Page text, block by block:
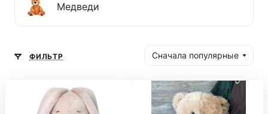
Медведи
ФИЛЬТР Сначала популярные